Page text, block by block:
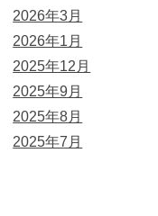
2026年3月
2026年1月
2025年12月
2025年9月
2025年8月
2025年7月